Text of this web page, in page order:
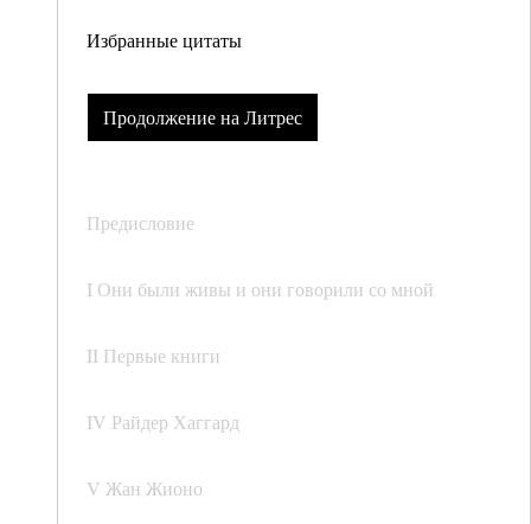
Избранные цитаты
Продолжение на Литрес
Предисловие
I Они были живы и они говорили со мной
II Первые книги
IV Райдер Хаггард
V Жан Жионо